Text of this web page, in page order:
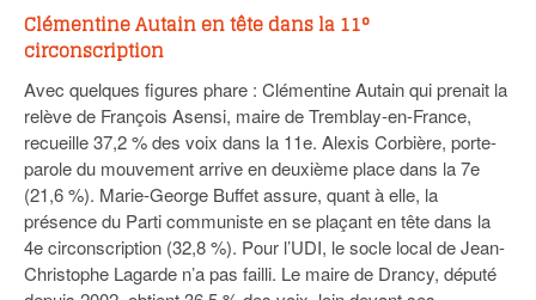
Clémentine Autain en tête dans la 11°
circonscription
Avec quelques figures phare : Clémentine Autain qui prenait la
relève de François Asensi, maire de Tremblay-en-France,
recueille 37,2 % des voix dans la 11e. Alexis Corbière, porte-
parole du mouvement arrive en deuxième place dans la 7e
(21,6 %). Marie-George Buffet assure, quant à elle, la
présence du Parti communiste en se plaçant en tête dans la
4e circonscription (32,8 %). Pour l’UDI, le socle local de Jean-
Christophe Lagarde n’a pas failli. Le maire de Drancy, député